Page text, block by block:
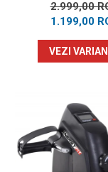
2.999,00
1.199,00
VEZI